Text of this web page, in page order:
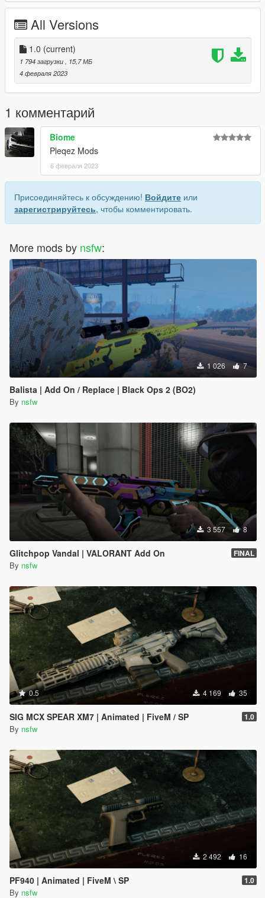
All Versions
1.0 (current)
1 794 загрузки
, 15,7 МБ
4 февраля 2023
1 комментарий
Biome
Pleqez Mods
6 февраля 2023
Присоединяйтесь к обсуждению! Войдите или
зарегистрируйтесь, чтобы комментировать.
More mods by nsfw:
1 026 7
Balista | Add On / Replace | Black Ops 2 (BO2)
By nsfw
3 557 8
Glitchpop Vandal | VALORANT Add On FINAL
By nsfw
0.5 4 169 35
SIG MCX SPEAR XM7 | Animated | FiveM / SP 1.0
By nsfw
2 492 16
PF940 | Animated | FiveM \ SP 1.0
By nsfw